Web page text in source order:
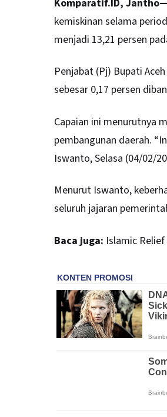
Komparatif.ID, Jantho—
kemiskinan selama
menjadi 13,21 persen
Penjabat (Pj) Bupati
sebesar 0,17 persen
Capaian ini menurutnya
pembangunan daerah.
Iswanto, Selasa (04/02/
Menurut Iswanto,
seluruh jajaran
Baca juga: Islamic